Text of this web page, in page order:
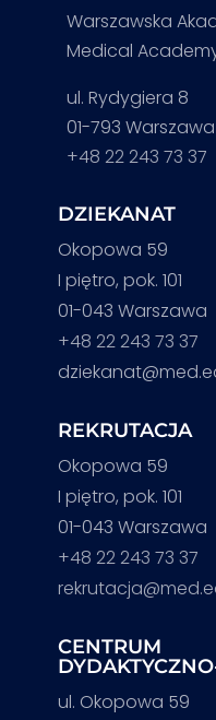
Warszawska
Medical
ul. Rydygiera 8
01-793 Warszawa
+48 22 243 73 37
DZIEKANAT
Okopowa 59
I piętro, pok. 101
01-043 Warszawa
+48 22 243 73 37
REKRUTACJA
Okopowa 59
I piętro, pok. 101
01-043 Warszawa
+48 22 243 73 37
CENTRUM
ul. Okopowa 59